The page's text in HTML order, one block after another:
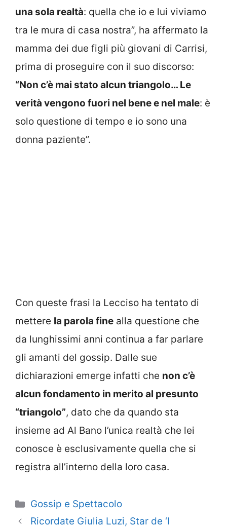
una sola realtà: quella che io e lui viviamo
tra le mura di casa nostra”, ha affermato la
mamma dei due figli più giovani di Carrisi,
prima di proseguire con il suo discorso:
“Non c’è mai stato alcun triangolo… Le
verità vengono fuori nel bene e nel male: è
solo questione di tempo e io sono una
donna paziente”.
Con queste frasi la Lecciso ha tentato di
mettere la parola fine alla questione che
da lunghissimi anni continua a far parlare
gli amanti del gossip. Dalle sue
dichiarazioni emerge infatti che non c’è
alcun fondamento in merito al presunto
“triangolo”, dato che da quando sta
insieme ad Al Bano l’unica realtà che lei
conosce è esclusivamente quella che si
registra all’interno della loro casa.
Categorie
Gossip e Spettacolo
Ricordate Giulia Luzi, Star de ‘I